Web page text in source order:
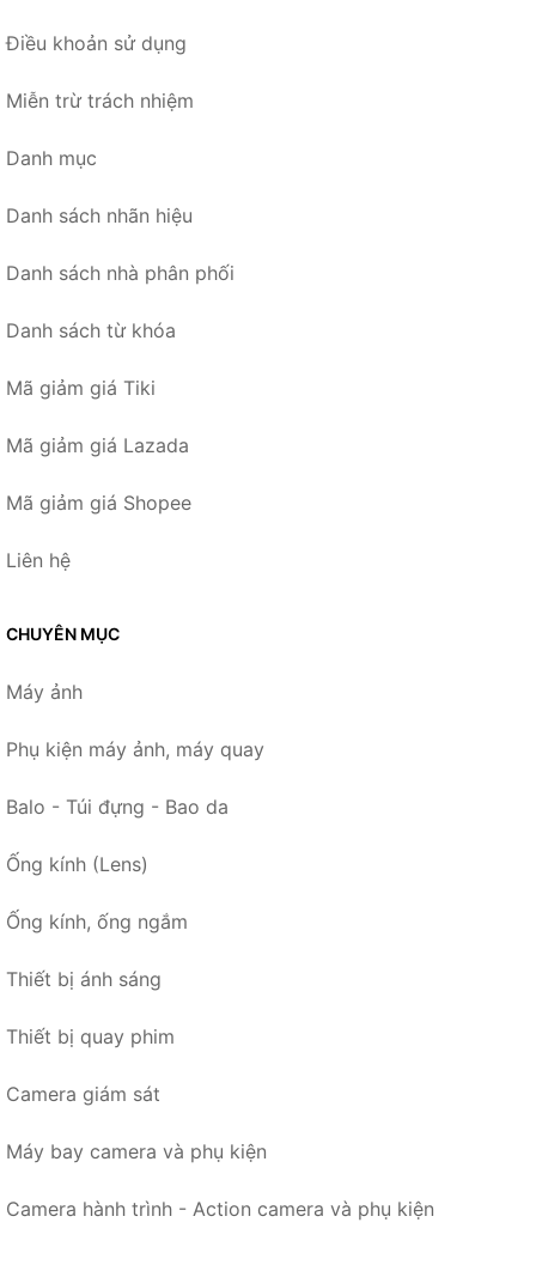
Điều khoản sử dụng
Miễn trừ trách nhiệm
Danh mục
Danh sách nhãn hiệu
Danh sách nhà phân phối
Danh sách từ khóa
Mã giảm giá Tiki
Mã giảm giá Lazada
Mã giảm giá Shopee
Liên hệ
CHUYÊN MỤC
Máy ảnh
Phụ kiện máy ảnh, máy quay
Balo - Túi đựng - Bao da
Ống kính (Lens)
Ống kính, ống ngắm
Thiết bị ánh sáng
Thiết bị quay phim
Camera giám sát
Máy bay camera và phụ kiện
Camera hành trình - Action camera và phụ kiện